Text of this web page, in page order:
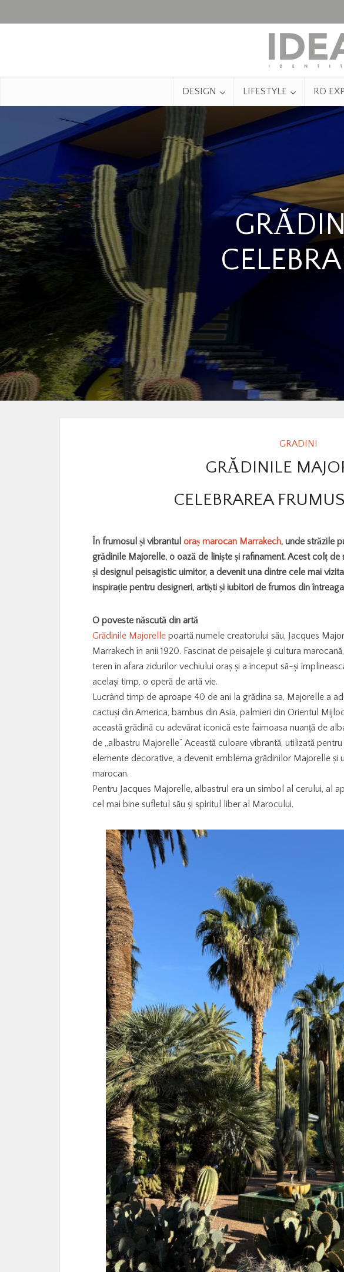
DESIGN LIFESTYLE RO
GRADINI
GRĂDINILE
CELEBRAREA
În frumosul și vibrantul oraș marocan Marrakech, unde străzile
grădinile Majorelle, o oază de liniște și rafinament. Acest colț
și designul peisagistic uimitor, a devenit una dintre cele mai
inspirație pentru designeri, artiști și iubitori de frumos din
O poveste născută din artă
Grădinile Majorelle poartă numele creatorului său, Jacques
Marrakech în anii 1920. Fascinat de peisajele și cultura
teren în afara zidurilor vechiului oraș și a început să-și
același timp, o operă de artă vie.
Lucrând timp de aproape 40 de ani la grădina sa, Majorelle a
cactuși din America, bambus din Asia, palmieri din Orientul
această grădină cu adevărat iconică este faimoasa nuanță de
de „albastru Majorelle”. Această culoare vibrantă, utilizată
elemente decorative, a devenit emblema grădinilor Majorelle și
marocan.
Pentru Jacques Majorelle, albastrul era un simbol al cerului, al
cel mai bine sufletul său și spiritul liber al Marocului.